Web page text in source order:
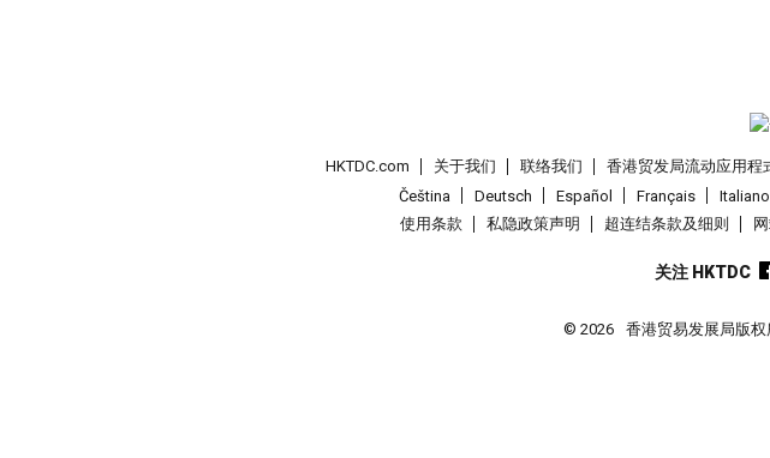
HKTDC.com 关于我们 联络我们 香港贸发局流动应用程
Čeština
Deutsch Español Français Italiano
使用条款
私隐政策声明 超连结条款及细则
关注 HKTDC
© 2026 香港贸易发展局版权